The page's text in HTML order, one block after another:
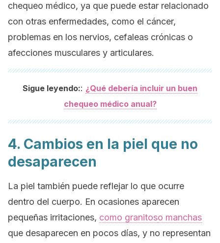
chequeo médico, ya que puede estar relacionado
con otras enfermedades, como el cáncer,
problemas en los nervios, cefaleas crónicas o
afecciones musculares y articulares.
Sigue leyendo:: ¿Qué debería incluir un buen
chequeo médico anual?
4. Cambios en la piel que no
desaparecen
La piel también puede reflejar lo que ocurre
dentro del cuerpo. En ocasiones aparecen
pequeñas irritaciones, como granitoso manchas
que desaparecen en pocos días, y no representan